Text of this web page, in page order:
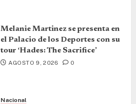
Melanie Martinez se presenta en
el Palacio de los Deportes con su
tour ‘Hades: The Sacrifice’
AGOSTO 9, 2026 0
Nacional